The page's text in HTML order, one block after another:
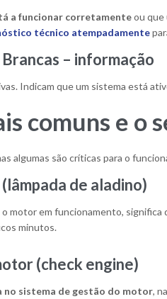
a funcionar corretamenteou que
técnico atempadamente
– informação
Indicam que um sistema está
comuns e o
algumas são críticas para o
de aladino)
motor em funcionamento, significa
minutos.
(check engine)
no sistema de gestão do motor,